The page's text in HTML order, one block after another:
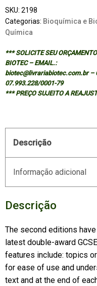
2/ED
quantidade
SKU: 2198
Categorias: Bioquímica e
Química
*** SOLICITE SEU
BIOTEC – EMAIL.:
biotec@livrariabiotec.com.br –
07.993.228/0001-79
*** PREÇO SUJEITO A
Descrição
Informação adicional
Descrição
The second editions
latest double-award
features include: topics
for ease of use and
text and at the end of